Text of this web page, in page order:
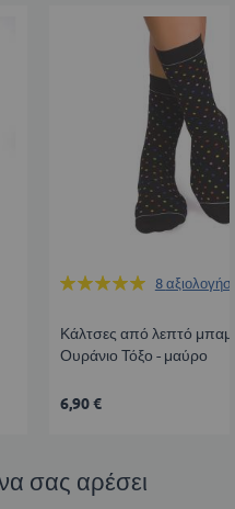
Βαθμολογία:
8
Κάλτσες από λεπτό
Ουράνιο Τόξο - μαύρο
6,90 €
σας αρέσει